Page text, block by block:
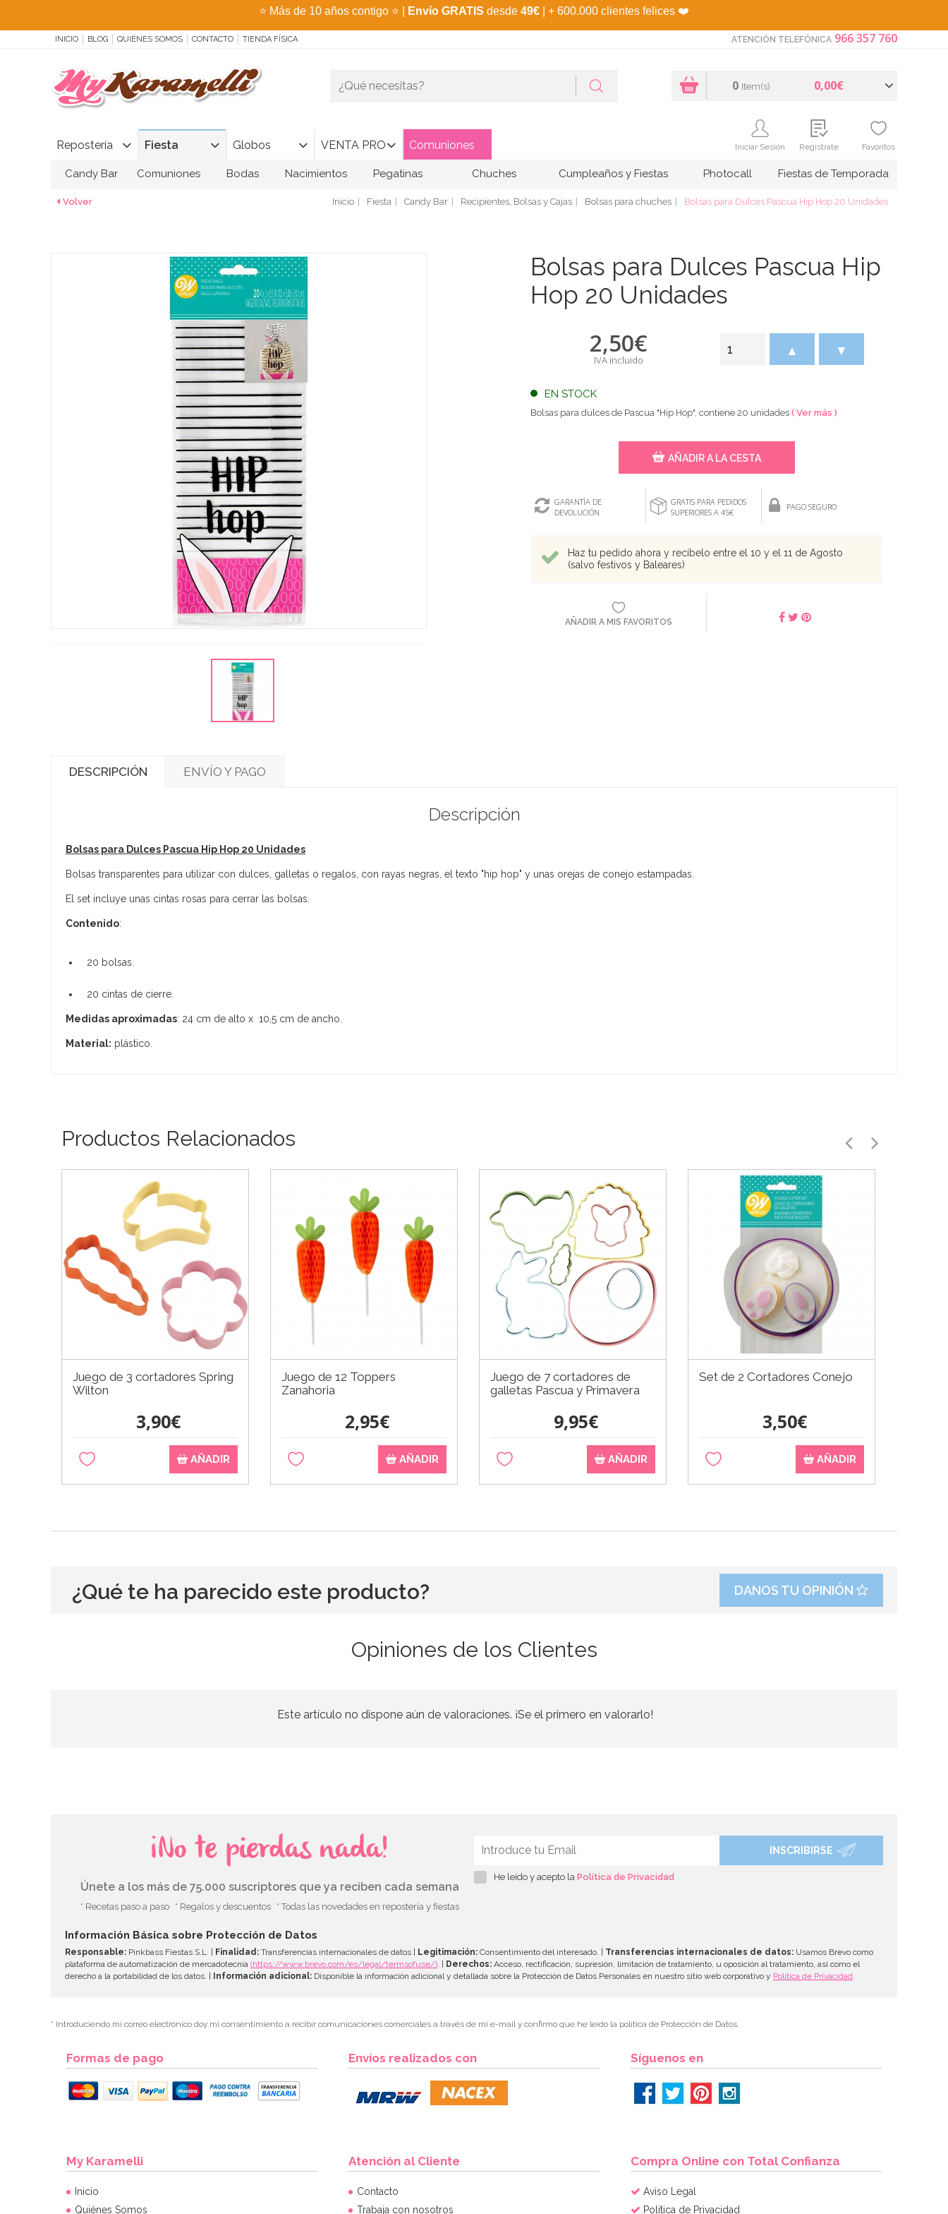
⭐ Más de 10 años contigo ⭐ Envío GRATIS desde 49€ | + 600.000 clientes felices ❤️
INICIO BLOG QUIÉNES SOMOS CONTACTO TIENDA FÍSICA ATENCIÓN TELEFÓNICA 966 357 760
Repostería Fiesta Globos VENTA PRO Comuniones
0 Item(s) 0,00€
Iniciar Sesión Regístrate Favoritos
Candy Bar Comuniones Bodas Nacimientos Pegatinas Chuches Cumpleaños y Fiestas Photocall Fiestas de Temporada
Volver Inicio Fiesta Candy Bar Recipientes, Bolsas y Cajas Bolsas para chuches Bolsas para Dulces Pascua Hip Hop 20 Unidades
Bolsas para Dulces Pascua Hip
Hop 20 Unidades
2,50€
IVA incluido
EN STOCK
▲ ▼
Bolsas para dulces de Pascua "Hip Hop", contiene 20 unidades ( Ver más )
AÑADIR A LA CESTA
GARANTÍA DE
DEVOLUCIÓN
GRATIS PARA PEDIDOS
SUPERIORES A 45€
PAGO SEGURO
Haz tu pedido ahora y recíbelo entre el 10 y el 11 de Agosto
(salvo festivos y Baleares)
AÑADIR A MIS FAVORITOS
DESCRIPCIÓN ENVÍO Y PAGO
Descripción
Bolsas para Dulces Pascua Hip Hop 20 Unidades
Bolsas transparentes para utilizar con dulces, galletas o regalos, con rayas negras, el texto "hip hop" y unas orejas de conejo estampadas.
El set incluye unas cintas rosas para cerrar las bolsas.
Contenido:
20 bolsas.
20 cintas de cierre.
Medidas aproximadas: 24 cm de alto x 10,5 cm de ancho.
Material: plástico.
Productos Relacionados
Juego de 3 cortadores Spring
Wilton
3,90€
AÑADIR
Juego de 12 Toppers
Zanahoria
2,95€
AÑADIR
Juego de 7 cortadores de
galletas Pascua y Primavera
9,95€
AÑADIR
Set de 2 Cortadores Conejo
3,50€
AÑADIR
¿Qué te ha parecido este producto? DANOS TU OPINIÓN
Opiniones de los Clientes
Este artículo no dispone aún de valoraciones. ¡Se el primero en valorarlo!
¡No te pierdas nada!
Únete a los más de 75.000 suscriptores que ya reciben cada semana
* Recetas paso a paso * Regalos y descuentos * Todas las novedades en repostería y fiestas
INSCRIBIRSE
He leído y acepto la Política de Privacidad
Información Básica sobre Protección de Datos
Responsable: Pinkbass Fiestas S.L. | Finalidad: Transferencias internacionales de datos | Legitimación: Consentimiento del interesado. | Transferencias internacionales de datos: Usamos Brevo como
plataforma de automatización de mercadotecnia (https://www.brevo.com/es/legal/termsofuse/) . | Derechos: Acceso, rectificación, supresión, limitación de tratamiento, u oposición al tratamiento, así como el
derecho a la portabilidad de los datos. | Información adicional: Disponible la información adicional y detallada sobre la Protección de Datos Personales en nuestro sitio web corporativo y Política de Privacidad
* Introduciendo mi correo electrónico doy mi consentimiento a recibir comunicaciones comerciales a través de mi e-mail y confirmo que he leído la política de Protección de Datos.
Formas de pago Envíos realizados con Síguenos en
My Karamelli
Inicio
Quiénes Somos
Atención al Cliente
Contacto
Trabaja con nosotros
Compra Online con Total Confianza
Aviso Legal
Política de Privacidad